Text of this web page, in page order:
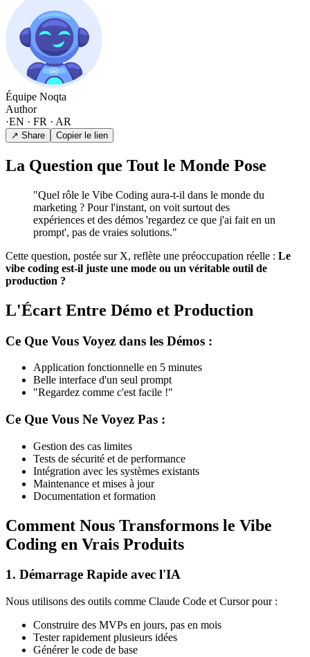
Équipe Noqta
Author
·EN · FR · AR
↗ Share Copier le lien
La Question que Tout le Monde Pose
"Quel rôle le Vibe Coding aura-t-il dans le monde du
marketing ? Pour l'instant, on voit surtout des
expériences et des démos 'regardez ce que j'ai fait en un
prompt', pas de vraies solutions."
Cette question, postée sur X, reflète une préoccupation réelle : Le
vibe coding est-il juste une mode ou un véritable outil de
production ?
L'Écart Entre Démo et Production
Ce Que Vous Voyez dans les Démos :
Application fonctionnelle en 5 minutes
Belle interface d'un seul prompt
"Regardez comme c'est facile !"
Ce Que Vous Ne Voyez Pas :
Gestion des cas limites
Tests de sécurité et de performance
Intégration avec les systèmes existants
Maintenance et mises à jour
Documentation et formation
Comment Nous Transformons le Vibe
Coding en Vrais Produits
1. Démarrage Rapide avec l'IA
Nous utilisons des outils comme Claude Code et Cursor pour :
Construire des MVPs en jours, pas en mois
Tester rapidement plusieurs idées
Générer le code de base